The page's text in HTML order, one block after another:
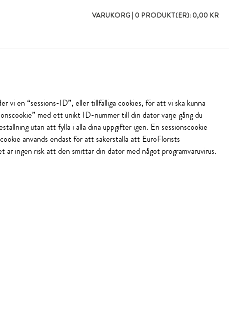
VARUKORG | 0 PRODUKT(ER): 0,00 KR
vi en “sessions-ID”, eller tillfälliga cookies, för att vi ska kunna
med ett unikt ID-nummer till din dator varje gång du
utan att fylla i alla dina uppgifter igen. En sessionscookie
används endast för att säkerställa att EuroFlorists
är ingen risk att den smittar din dator med något programvaruvirus.